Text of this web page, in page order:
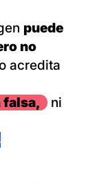
puede
no
acredita
falsa,
ni